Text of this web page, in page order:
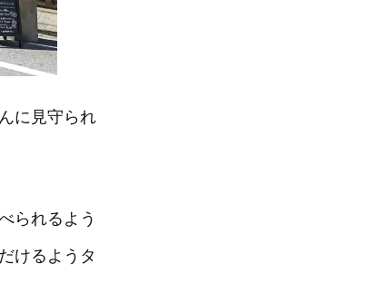
に見守られ
られるよう
けるようタ